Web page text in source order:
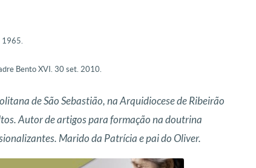
1965.
Bento XVI. 30 set. 2010.
de São Sebastião, na Arquidiocese de Ribeirão
Autor de artigos para formação na doutrina
Marido da Patrícia e pai do Oliver.